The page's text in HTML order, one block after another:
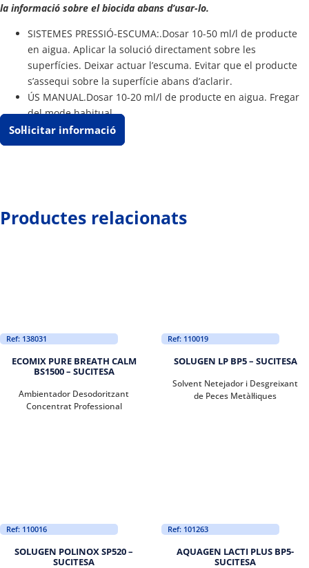
la informació sobre el biocida abans d’usar-lo.
SISTEMES PRESSIÓ-ESCUMA:.Dosar 10-50 ml/l de producte
en aigua. Aplicar la solució directament sobre les
superfícies. Deixar actuar l’escuma. Evitar que el producte
s’assequi sobre la superfície abans d’aclarir.
ÚS MANUAL.Dosar 10-20 ml/l de producte en aigua. Fregar
del mode habitual.
Sol·licitar informació
Productes relacionats
Ref: 138031
ECOMIX PURE BREATH CALM
BS1500 – SUCITESA
Ambientador Desodoritzant
Concentrat Professional
Ref: 110019
SOLUGEN LP BP5 – SUCITESA
Solvent Netejador i Desgreixant
de Peces Metàl·liques
Ref: 110016
SOLUGEN POLINOX SP520 –
SUCITESA
Ref: 101263
AQUAGEN LACTI PLUS BP5-
SUCITESA